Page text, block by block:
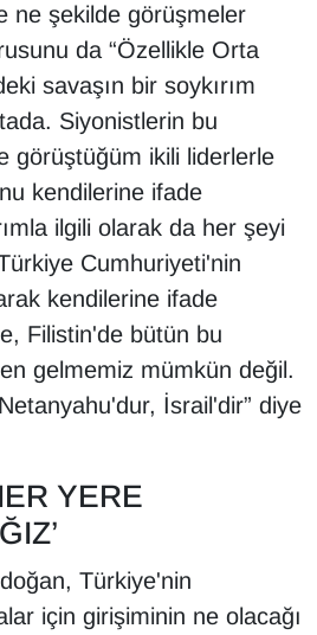
ne şekilde görüşmeler
da “Özellikle Orta
savaşın bir soykırım
Siyonistlerin bu
görüştüğüm ikili liderlerle
kendilerine ifade
ilgili olarak da her şeyi
Cumhuriyeti'nin
kendilerine ifade
Filistin'de bütün bu
gelmemiz mümkün değil.
İsrail'dir” diye
YERE
Türkiye'nin
için girişiminin ne olacağı